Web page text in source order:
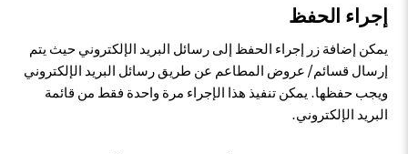
إجراء الحفظ
يمكن إضافة زر إجراء الحفظ إلى رسائل البريد الإلكتروني حيث يتم
إرسال قسائم/ عروض المطاعم عن طريق رسائل البريد الإلكتروني
ويجب حفظها. يمكن تنفيذ هذا الإجراء مرة واحدة فقط من قائمة
البريد الإلكتروني.